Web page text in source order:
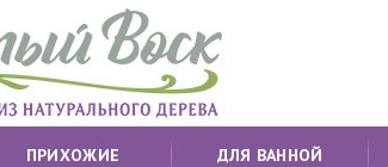
ПРИХОЖИЕ ДЛЯ ВАННОЙ